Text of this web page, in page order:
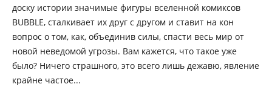
доску истории значимые фигуры вселенной комиксов
BUBBLE, сталкивает их друг с другом и ставит на кон
вопрос о том, как, объединив силы, спасти весь мир от
новой неведомой угрозы. Вам кажется, что такое уже
было? Ничего страшного, это всего лишь дежавю, явление
крайне частое...